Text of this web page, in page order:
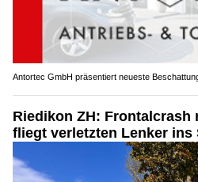
Antortec GmbH präsentiert neueste
Riedikon ZH: Frontalcrash
fliegt verletzten Lenker ins